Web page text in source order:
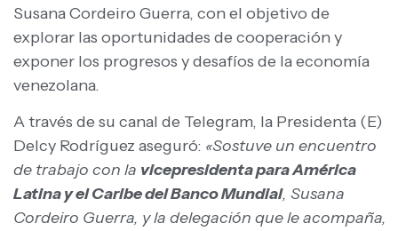
Susana Cordeiro Guerra, con el objetivo de
explorar las oportunidades de cooperación y
exponer los progresos y desafíos de la economía
venezolana.
A través de su canal de Telegram, la Presidenta (E)
Delcy Rodríguez aseguró: «Sostuve un encuentro
de trabajo con la vicepresidenta para América
Latina y el Caribe del Banco Mundial, Susana
Cordeiro Guerra, y la delegación que le acompaña,